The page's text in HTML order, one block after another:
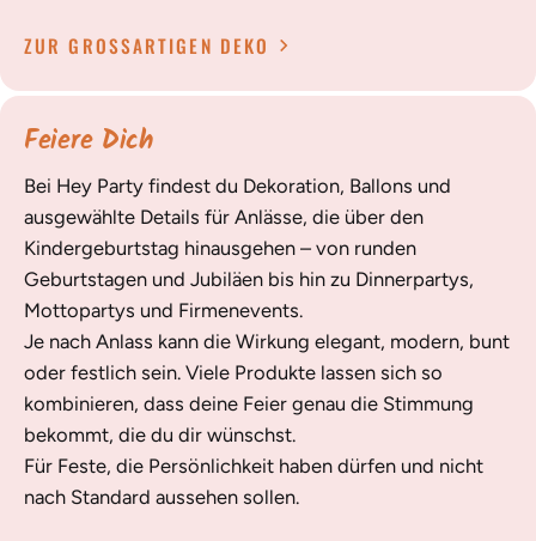
ZUR GROSSARTIGEN DEKO
Feiere Dich
Bei Hey Party findest du Dekoration, Ballons und
ausgewählte Details für Anlässe, die über den
Kindergeburtstag hinausgehen – von runden
Geburtstagen und Jubiläen bis hin zu Dinnerpartys,
Mottopartys und Firmenevents.
Je nach Anlass kann die Wirkung elegant, modern, bunt
oder festlich sein. Viele Produkte lassen sich so
kombinieren, dass deine Feier genau die Stimmung
bekommt, die du dir wünschst.
Für Feste, die Persönlichkeit haben dürfen und nicht
nach Standard aussehen sollen.